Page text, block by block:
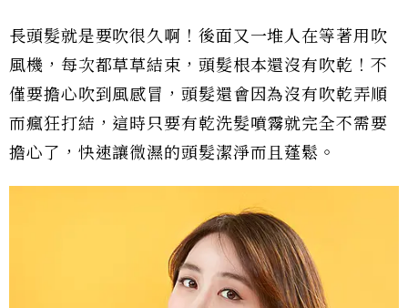
長頭髮就是要吹很久啊！後面又一堆人在等著用吹
風機，每次都草草結束，頭髮根本還沒有吹乾！不
僅要擔心吹到風感冒，頭髮還會因為沒有吹乾弄順
而瘋狂打結，這時只要有乾洗髮噴霧就完全不需要
擔心了，快速讓微濕的頭髮潔淨而且蓬鬆。